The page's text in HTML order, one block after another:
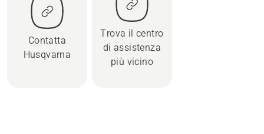
Contatta
Husqvarna
Trova il centro
di assistenza
più vicino